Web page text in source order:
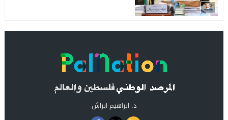
5
د. ابراهيم ابراش